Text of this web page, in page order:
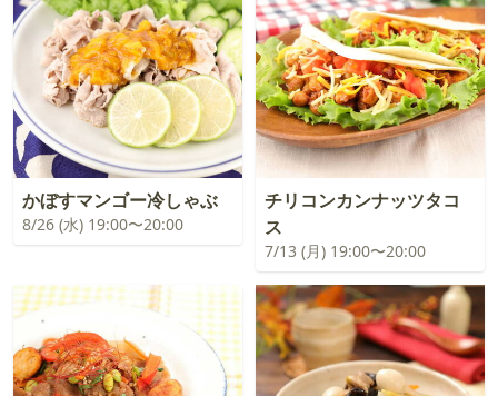
かぼすマンゴー冷しゃぶ
8/26 (水) 19:00〜20:00
チリコンカンナッツタコ
ス
7/13 (月) 19:00〜20:00